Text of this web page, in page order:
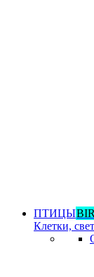
ПТИЦЫ
Клетки,